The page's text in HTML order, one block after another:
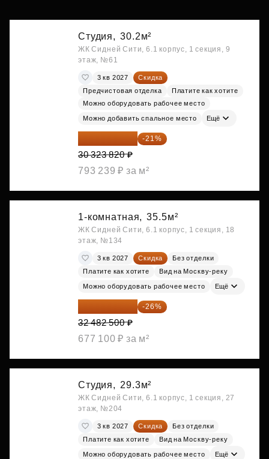
Студия, 30.2м²
ЖК Сидней Сити, 6.1 корпус, 1 секция, 9
этаж, №61
3 кв 2027
Скидка
Предчистовая отделка
Платите как хотите
Можно оборудовать рабочее место
Можно добавить спальное место Ещё
23 955 818 ₽ -21%
30 323 820 ₽
793 239 ₽ за м²
1-комнатная, 35.5м²
ЖК Сидней Сити, 6.1 корпус, 1 секция, 18
этаж, №134
3 кв 2027 Скидка
Без отделки
Платите как хотите
Вид на Москву-реку
Можно оборудовать рабочее место Ещё
24 037 050 ₽ -26%
32 482 500 ₽
677 100 ₽ за м²
Студия, 29.3м²
ЖК Сидней Сити, 6.1 корпус, 1 секция, 27
этаж, №204
3 кв 2027 Скидка
Без отделки
Платите как хотите
Вид на Москву-реку
Можно оборудовать рабочее место Ещё